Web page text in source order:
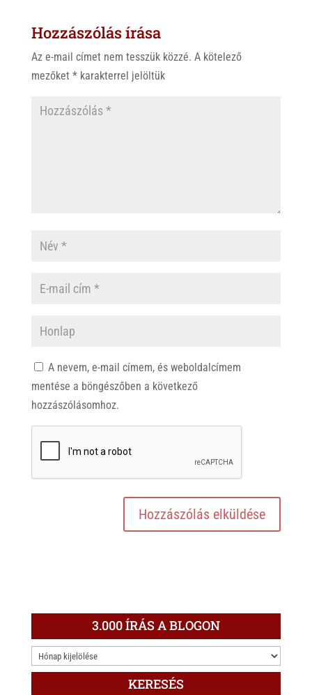
A
p
o
k
Hozzászólás írása
Az e-mail címet nem tesszük közzé. A kötelező
mezőket *karakterrel jelöltük
A nevem, e-mail címem, és weboldalcímem
mentése a böngészőben a következő
hozzászólásomhoz.
3.000 ÍRÁS A BLOGON
3.000
ÍRÁS
KERESÉS